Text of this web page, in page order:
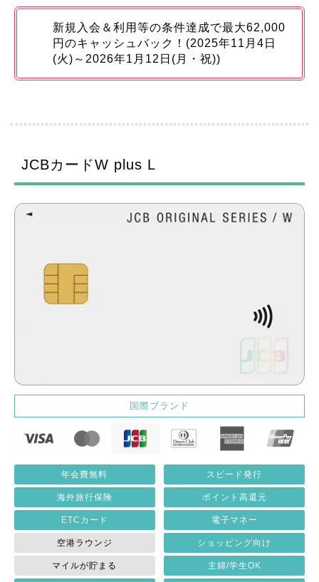
新規入会＆利用等の条件達成で最大62,000
円のキャッシュバック！(2025年11月4日
(火)～2026年1月12日(月・祝))
JCBカードW plus L
国際ブランド
年会費無料 スピード発行
海外旅行保険 ポイント高還元
ETCカード 電子マネー
空港ラウンジ ショッピング向け
マイルが貯まる 主婦/学生OK